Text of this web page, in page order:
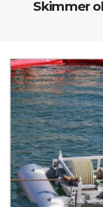
Skimmer